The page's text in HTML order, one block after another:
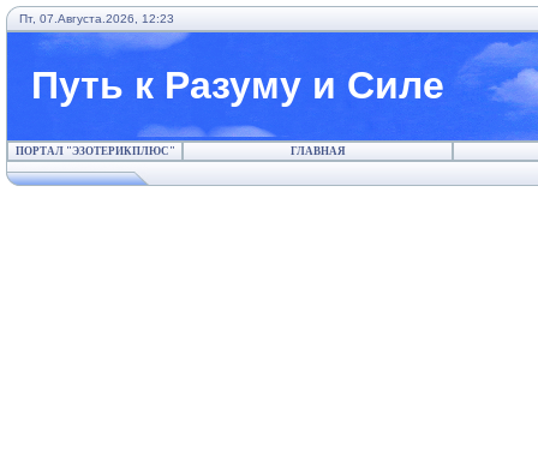
Пт, 07.Августа.2026, 12:23
Путь к Разуму и Силе
ПОРТАЛ "ЭЗОТЕРИКПЛЮС" ГЛАВНАЯ